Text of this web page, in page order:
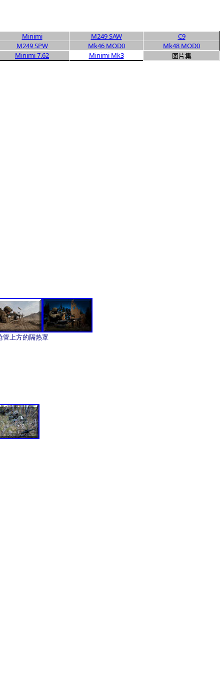
Minimi M249 SAW
C9
M249 SPW
Mk46 MOD0
Mk48 MOD0
Minimi 7.62
Minimi Mk3 图片集
管上方的隔热罩